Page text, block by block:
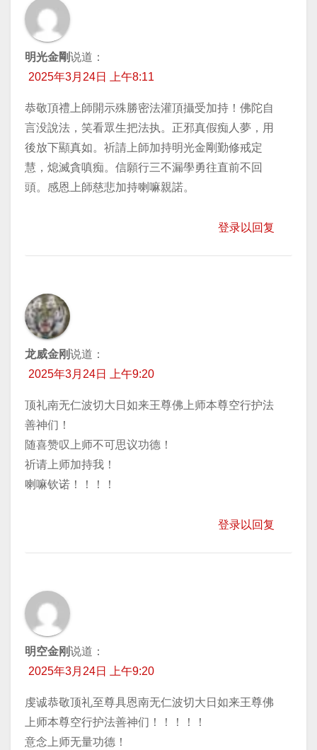
明光金剛说道：
2025年3月24日 上午8:11
恭敬頂禮上師開示殊勝密法灌頂攝受加持！佛陀自
言没說法，笑看眾生把法执。正邪真假痴人夢，用
後放下顯真如。祈請上師加持明光金剛勤修戒定
慧，熄滅貪嗔痴。信願行三不漏學勇往直前不回
頭。感恩上師慈悲加持喇嘛親諾。
登录以回复
龙威金刚说道：
2025年3月24日 上午9:20
顶礼南无仁波切大日如来王尊佛上师本尊空行护法
善神们！
随喜赞叹上师不可思议功德！
祈请上师加持我！
喇嘛钦诺！！！！
登录以回复
明空金刚说道：
2025年3月24日 上午9:20
虔诚恭敬顶礼至尊具恩南无仁波切大日如来王尊佛
上师本尊空行护法善神们！！！！！
意念上师无量功德！